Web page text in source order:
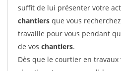
suffit de lui présenter votre
chantiers que vous
travaille pour vous pendant
de vos chantiers.
Dès que le courtier en